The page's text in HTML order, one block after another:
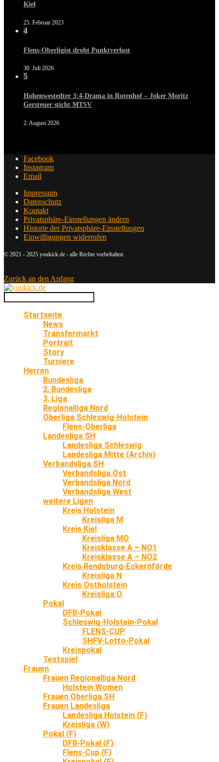
Kiel
25. Februar 2023
4
Flens-Oberligist droht Punktverlust
30. Juli 2026
5
Hohenwestedter 3:4-Drama in Rotenhof – Joker Moritz
Gersteuer sticht MTSV
2. August 2026
Facebook
Instagram
Email
Impressum
Datenschutz
Kontakt
Privatsphäre-Einstellungen ändern
Historie der Privatsphäre-Einstellungen
Einwilligungen widerrufen
© 2021 - 2025 youkick.de - alle Rechte vorbehalten
Zurück an den Anfang
Startseite
News
Transfermarkt
Portrait
Story
Turniere
Herren
Bundesliga
2. Bundesliga
3. Liga
Regionalliga Nord
Oberliga Schleswig-Holstein
Flens-Oberliga
Landesliga SH
Landesliga Schleswig
Landesliga Mitte (Archiv)
Verbandsliga SH
Verbandsliga Ost
Verbandsliga Nord
Verbandsliga West
weitere Ligen
Kreis Holstein
Kreisliga M
Kreis Kiel
Kreisliga MO
Kreisklasse A – NO1
Kreisklasse A – NO2
Kreis Rendsburg-Eckernförde
Kreisliga N
Kreis Ostholstein
Kreisliga O
Pokal
DFB-Pokal
Schleswig-Holstein-Pokal
FLENS-CUP
SHFV-Lotto-Pokal
Kreispokal
Testspiel
Frauen
Frauen Regionalliga Nord
Holstein Women
Frauen Oberliga SH
Frauen Landesliga
Landesliga Holstein (F)
Kreisliga (W)
Pokal (F)
DFB-Pokal (F)
Flens-Cup (F)